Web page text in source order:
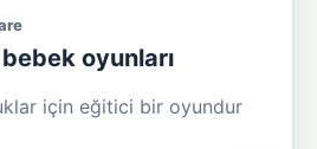
bebek oyunları
için eğitici bir oyundur